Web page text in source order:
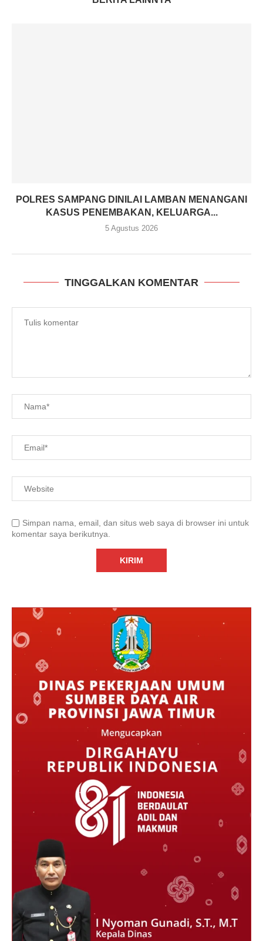
POLRES SAMPANG DINILAI LAMBAN MENANGANI
KASUS PENEMBAKAN, KELUARGA...
5 Agustus 2026
TINGGALKAN KOMENTAR
Simpan nama, email, dan situs web saya di browser ini untuk
komentar saya berikutnya.